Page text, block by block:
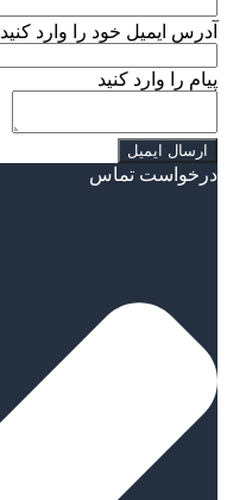
آدرس ایمیل خود را وارد کنید
پیام را وارد کنید
درخواست تماس